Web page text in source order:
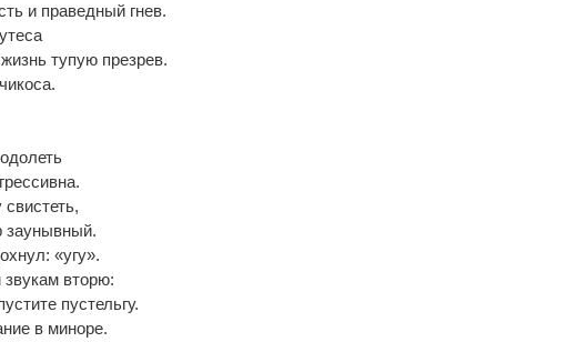
и праведный гнев.
тупую презрев.
заунывный.
«угу».
вторю:
пустельгу.
в миноре.